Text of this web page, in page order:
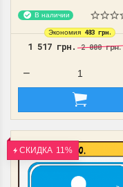
В наличии
Экономия 483 грн.
1 517 грн.2 000 грн.
СКИДКА 11%